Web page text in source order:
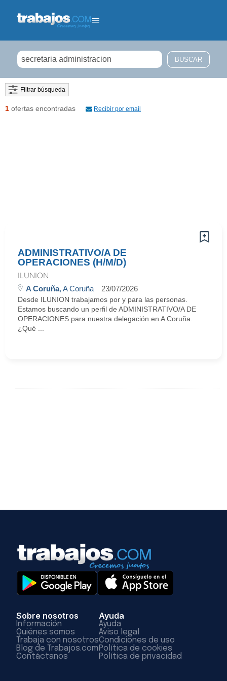
Filtrar búsqueda
1 ofertas encontradas Recibir por email
ADMINISTRATIVO/A DE
OPERACIONES (H/M/D)
ILUNION
A Coruña, A Coruña 23/07/2026
Desde ILUNION trabajamos por y para las personas.
Estamos buscando un perfil de ADMINISTRATIVO/A DE
OPERACIONES para nuestra delegación en A Coruña.
¿Qué ...
Sobre nosotros
Información
Quiénes somos
Trabaja con nosotros
Blog de Trabajos.com
Contáctanos
Ayuda
Ayuda
Aviso legal
Condiciones de uso
Política de cookies
Política de privacidad